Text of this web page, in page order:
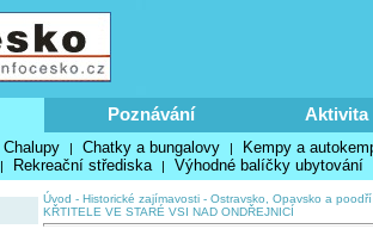
Poznávání Aktivita
Chalupy | Chatky a bungalovy | Kempy a
| Rekreační střediska | Výhodné balíčky ubytování
Úvod - Historické zajímavosti - Ostravsko, Opavsko a poodří
KŘTITELE VE STARÉ VSI NAD ONDŘEJNICÍ